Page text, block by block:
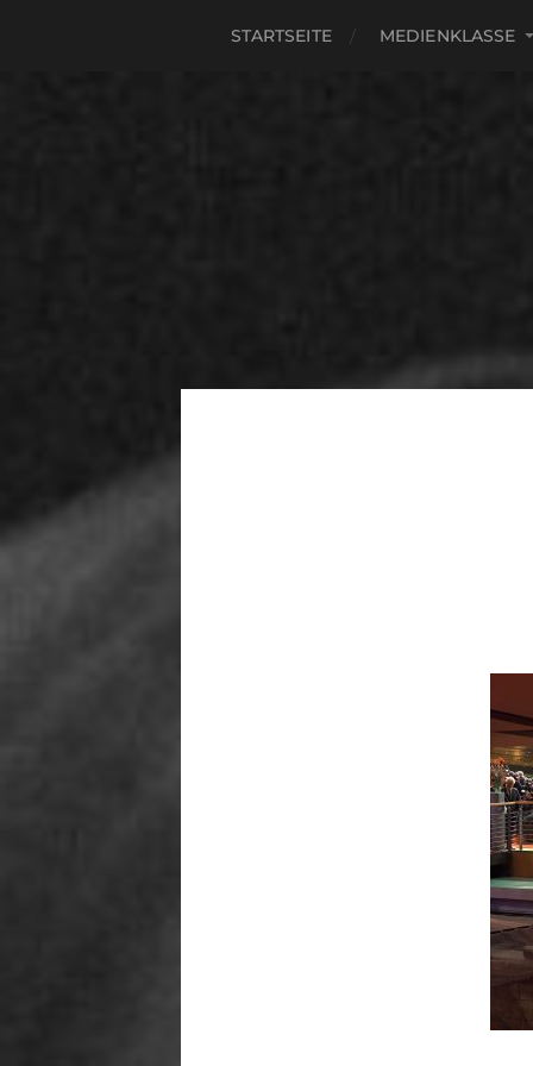
STARTSEITE MEDIENKLASSE